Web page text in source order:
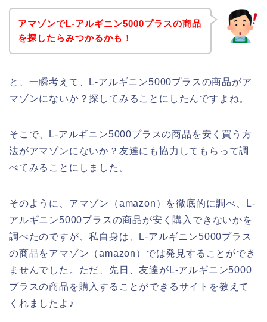
アマゾンでL-アルギニン5000プラスの商品
を探したらみつかるかも！
と、一瞬考えて、L-アルギニン5000プラスの商品がア
マゾンにないか？探してみることにしたんですよね。
そこで、L-アルギニン5000プラスの商品を安く買う方
法がアマゾンにないか？友達にも協力してもらって調
べてみることにしました。
そのように、アマゾン（amazon）を徹底的に調べ、L-
アルギニン5000プラスの商品が安く購入できないかを
調べたのですが、私自身は、L-アルギニン5000プラス
の商品をアマゾン（amazon）では発見することができ
ませんでした。ただ、先日、友達がL-アルギニン5000
プラスの商品を購入することができるサイトを教えて
くれましたよ♪